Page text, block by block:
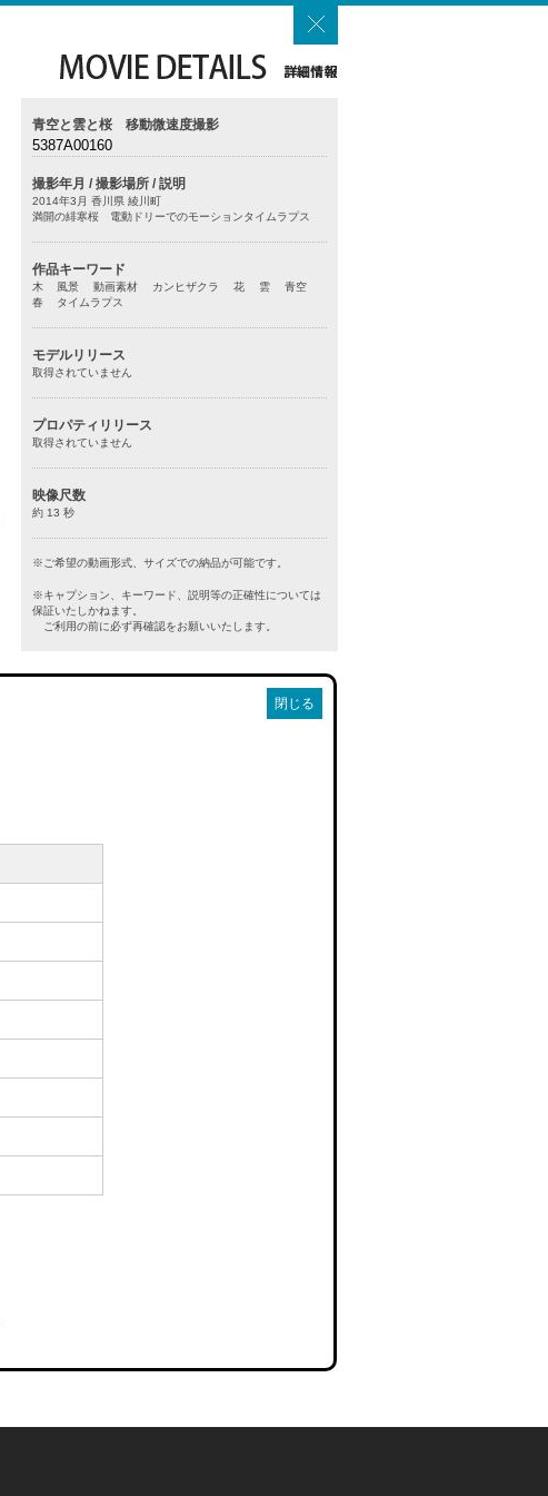
青空と雲と桜 移動微速度撮影
5387A00160
撮影年月 / 撮影場所 / 説明
2014年3月 香川県 綾川町
満開の緋寒桜 電動ドリーでのモーションタイムラプス
作品キーワード
木 風景 動画素材 カンヒザクラ 花 雲 青空
春 タイムラプス
モデルリリース
取得されていません
プロパティリリース
取得されていません
映像尺数
約 13 秒
※ご希望の動画形式、サイズでの納品が可能です。
※キャプション、キーワード、説明等の正確性については
保証いたしかねます。
ご利用の前に必ず再確認をお願いいたします。
閉じる